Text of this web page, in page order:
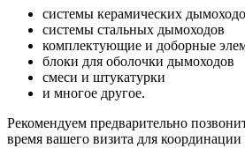
системы керамических
системы стальных дымоходов
комплектующие и доборные
блоки для оболочки дымоходов
смеси и штукатурки
и многое другое.
Рекомендуем предварительно
время вашего визита для